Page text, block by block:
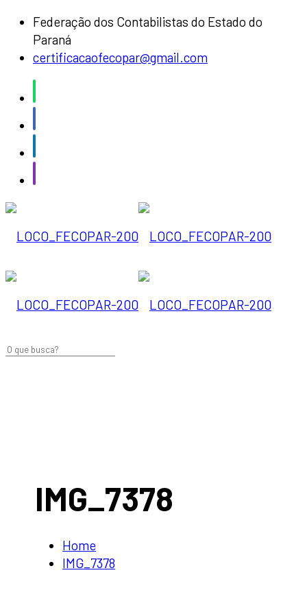
Federação dos Contabilistas do Estado do
Paraná
certificacaofecopar@gmail.com
IMG_7378
Home
IMG_7378